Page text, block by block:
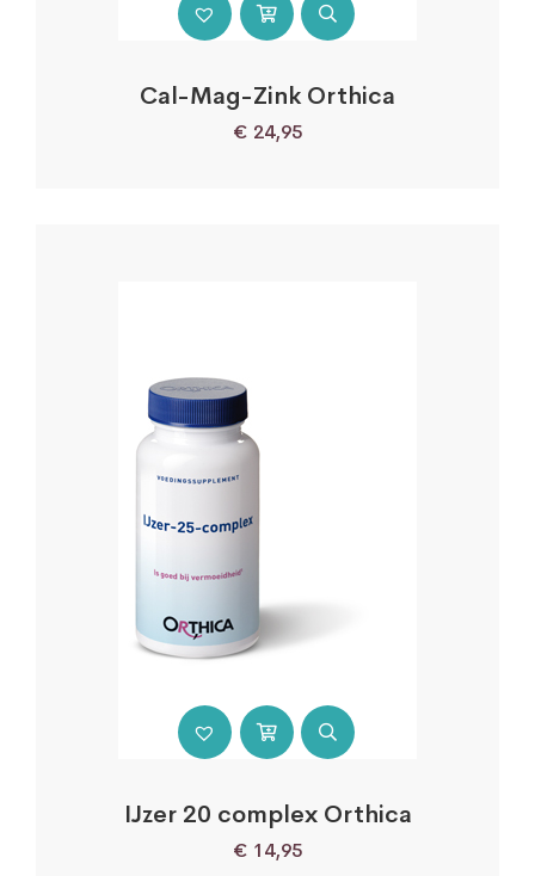
Cal-Mag-Zink Orthica
€ 24,95
IJzer 20 complex Orthica
€ 14,95